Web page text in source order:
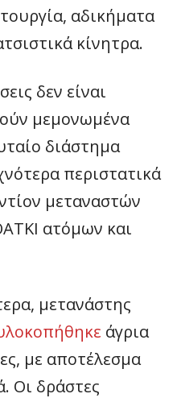
αδικήματα
κίνητρα.
δεν είναι
μεμονωμένα
διάστημα
περιστατικά
μεταναστών
ατόμων και
μετανάστης
άγρια
με αποτέλεσμα
Οι δράστες